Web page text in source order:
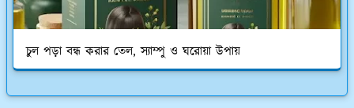
চুল পড়া বন্ধ করার তেল, স্যাম্পু ও ঘরোয়া উপায়